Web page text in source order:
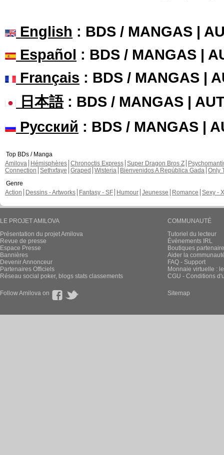
English : BDS / MANGAS |
Español : BDS / MANGAS |
Français : BDS / MANGAS |
日本語: BDS / MANGAS |
Русский : BDS / MANGAS |
Top BDs / Manga
Amilova
Hémisphères Chronoctis Express Super Dragon Bros Z
Connection Sethxfaye Graped Wisteria Bienvenidos A República Gada Only
Genre
Action
Dessins - Artworks Fantasy - SF Humour Jeunesse Romance Sexy -
LE PROJET AMILOVA
Présentation du projet Amilova
Revue de presse
Espace Presse
Bannières
Devenir Annonceur
Partenaires Officiels
Réseau social poker, blogs stats classements
COMMUNAUTÉ
Tutoriel du lecteur
Évènements IRL
Boutiques
Aider la
FAQ - Support
Monnaie virtuelle :
CGU - Conditions
Follow Amilova on Sitemap